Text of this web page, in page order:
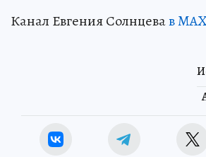
Канал Евгения Солнцевав